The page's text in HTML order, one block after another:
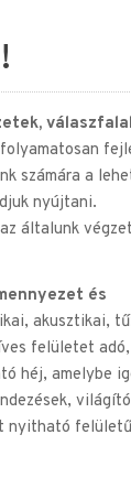
számára a
nyújtani.
általunk
és
akusztikai,
felületet
héj, amelybe
nyitható